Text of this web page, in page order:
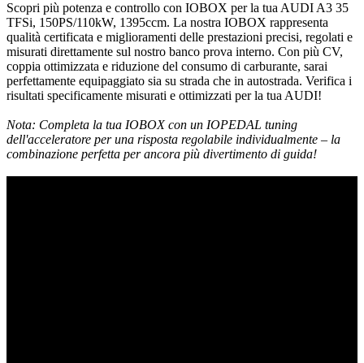
Scopri più potenza e controllo con IOBOX per la tua AUDI A3 35
TFSi, 150PS/110kW, 1395ccm. La nostra IOBOX rappresenta
qualità certificata e miglioramenti delle prestazioni precisi, regolati e
misurati direttamente sul nostro banco prova interno. Con più CV,
coppia ottimizzata e riduzione del consumo di carburante, sarai
perfettamente equipaggiato sia su strada che in autostrada. Verifica i
risultati specificamente misurati e ottimizzati per la tua AUDI!
Nota: Completa la tua IOBOX con un IOPEDAL tuning
dell'acceleratore per una risposta regolabile individualmente – la
combinazione perfetta per ancora più divertimento di guida!
Slide02